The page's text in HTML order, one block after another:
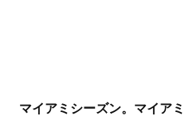
マイアミシーズン。マイア